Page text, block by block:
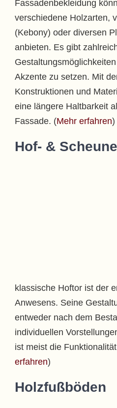
Fassadenbekleidung
verschiedene Holzarten,
(Kebony) oder diversen
anbieten. Es gibt
Akzente zu setzen. Mit
Konstruktionen und
eine längere Haltbarkeit
Fassade. (Mehr erfahren)
Hof- &
klassische Hoftor ist der
Anwesens. Seine
entweder nach dem
individuellen
ist meist die
erfahren)
Holzfußböden